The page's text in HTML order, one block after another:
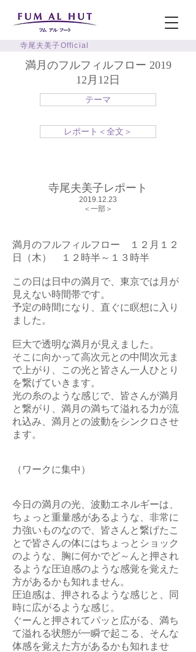
寺尾夫美子Official
満月のフルフィルフロー 2019
12月12日
テーマ
レポート＜全文＞
寺尾夫美子レポート
​2019.12.23
​＜一部＞
満月のフルフィルフロー １２月１２
日（木） １２時半～１３時半
この日は日中の満月で、東京では月が
見えない時間帯です。
予定の時間になり、直ぐに瞑想に入り
ました。
巨大で透明な満月が見えました。
そこに向かって高次元との中間次元ま
で上がり、この光と皆さん一人ひとり
を繋げていきます。
光の糸のような感じで、皆さんが満月
と繋がり、満月の満ちて溢れる力が流
れ込み、満月との波動をシンクロさせ
ます。
（ワークに集中）
今日の満月の光、波動エネルギーは、
ちょっと重量感があるような、非常に
力強いものなので、皆さんと繋げたこ
とで皆さんの体にはちょっとショック
のような、胸に何かでど～んと押され
るような圧迫感のような感覚を覚えた
方があるかも知れません。
圧迫感は、押されるような感じと、同
時に広がるような感じ。
ぐーんと押されてパッと広がる、満ち
て溢れる状態が一瞬で起こる、そんな
体感を覚えた方があるかも知れませ